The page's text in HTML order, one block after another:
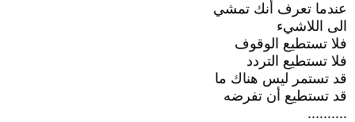
عندما تعرف أنك تمشي
الى اللاشيء
فلا تستطيع الوقوف
فلا تستطيع التردد
قد تستمر ليس هناك ما
قد تستطيع أن تفرضه
..........